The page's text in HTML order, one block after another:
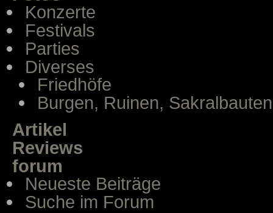
Konzerte
Festivals
Parties
Diverses
Friedhöfe
Burgen, Ruinen, Sakralbauten
Artikel
Reviews
forum
Neueste Beiträge
Suche im Forum